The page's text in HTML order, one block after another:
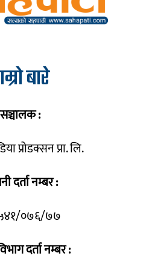
बारे
सञ्चालक :
प्रोडक्सन प्रा. लि.
दर्ता नम्बर :
०७६/७७
दर्ता नम्बर :